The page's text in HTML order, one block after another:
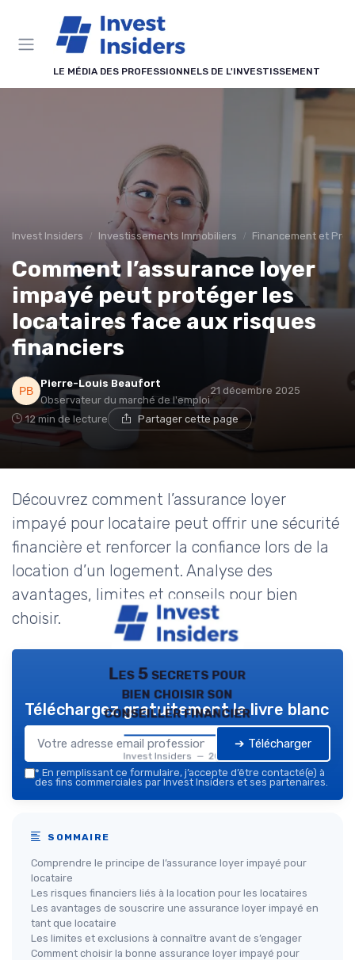
LE MÉDIA DES PROFESSIONNELS DE L'INVESTISSEMENT
Invest Insiders Investissements Immobiliers Financement et
Comment l’assurance loyer
impayé peut protéger les
locataires face aux risques
financiers
Pierre-Louis Beaufort
Observateur du marché de l'emploi
21 décembre 2025
12 min de lecture Partager cette page
Découvrez comment l’assurance loyer
impayé pour locataire peut offrir une sécurité
financière et renforcer la confiance lors de la
location d’un logement. Analyse des
avantages, limites et conseils pour bien
choisir.
Les 5 secrets pour
bien choisir son
conseiller financier
Invest Insiders — 2026
Téléchargez gratuitement le livre blanc
➔ Télécharger
* En remplissant ce formulaire, j’accepte d’être contacté(e) à
des fins commerciales par Invest Insiders et ses partenaires.
SOMMAIRE
Comprendre le principe de l’assurance loyer impayé pour
locataire
Les risques financiers liés à la location pour les locataires
Les avantages de souscrire une assurance loyer impayé en
tant que locataire
Les limites et exclusions à connaître avant de s’engager
Comment choisir la bonne assurance loyer impayé pour